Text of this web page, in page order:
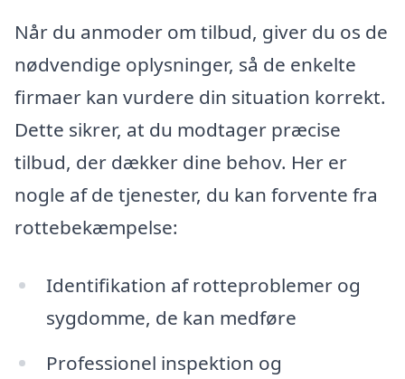
Når du anmoder om tilbud, giver du os de
nødvendige oplysninger, så de enkelte
firmaer kan vurdere din situation korrekt.
Dette sikrer, at du modtager præcise
tilbud, der dækker dine behov. Her er
nogle af de tjenester, du kan forvente fra
rottebekæmpelse:
Identifikation af rotteproblemer og
sygdomme, de kan medføre
Professionel inspektion og